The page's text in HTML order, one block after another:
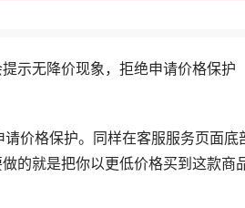
示无降价现象，拒绝申请价格保护
价格保护。同样在客服服务页面底
的就是把你以更低价格买到这款商